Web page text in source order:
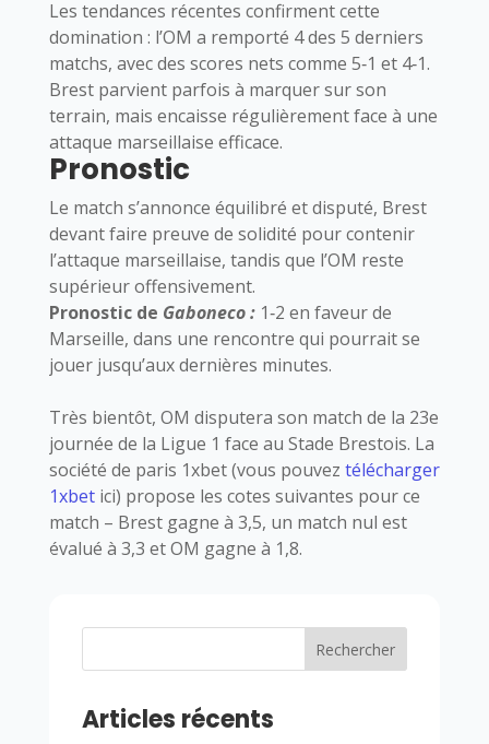
Les tendances récentes confirment cette
domination : l’OM a remporté 4 des 5 derniers
matchs, avec des scores nets comme 5‑1 et 4‑1.
Brest parvient parfois à marquer sur son
terrain, mais encaisse régulièrement face à une
attaque marseillaise efficace.
Pronostic
Le match s’annonce équilibré et disputé, Brest
devant faire preuve de solidité pour contenir
l’attaque marseillaise, tandis que l’OM reste
supérieur offensivement.
Pronostic de Gaboneco : 1‑2 en faveur de
Marseille, dans une rencontre qui pourrait se
jouer jusqu’aux dernières minutes.
Très bientôt, OM disputera son match de la 23e
journée de la Ligue 1 face au Stade Brestois. La
société de paris 1xbet (vous pouvez télécharger
1xbetici) propose les cotes suivantes pour ce
match – Brest gagne à 3,5, un match nul est
évalué à 3,3 et OM gagne à 1,8.
Rechercher
Articles récents